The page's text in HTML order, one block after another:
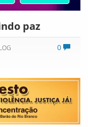
paz
0